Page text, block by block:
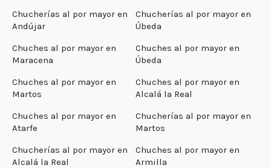
Chucherías al por mayor en
Andújar
Chucherías al por mayor en
Úbeda
Chuches al por mayor en
Maracena
Chuches al por mayor en
Úbeda
Chuches al por mayor en
Martos
Chuches al por mayor en
Alcalá la Real
Chuches al por mayor en
Atarfe
Chucherías al por mayor en
Martos
Chucherías al por mayor en
Alcalá la Real
Chuches al por mayor en
Armilla